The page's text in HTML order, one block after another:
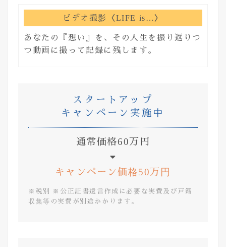
ビデオ撮影〈LIFE is…〉
あなたの『想い』を、その人生を振り返りつ
つ動画に撮って記録に残します。
スタートアップ
キャンペーン実施中
通常価格60万円
キャンペーン価格50万円
※税別 ※公正証書遺言作成に必要な実費及び戸籍
収集等の実費が別途かかります。